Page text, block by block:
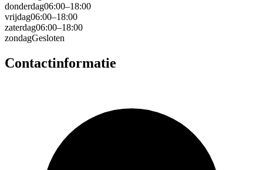
donderdag06:00–18:00
vrijdag06:00–18:00
zaterdag06:00–18:00
zondagGesloten
Contactinformatie